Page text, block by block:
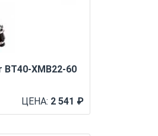
XMB22-60
ЦЕНА: 2 541 ₽